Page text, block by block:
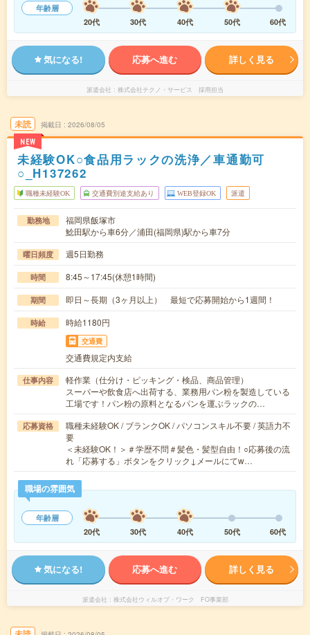
年齢層
20代
30代 40代 50代 60代
気になる! 応募へ進む 詳しく見る
派遣会社 株式会社テクノ・サービス 採用担当
未読
NEW
掲載日 2026/08/05
未経験OK○食品用ラックの洗浄／車通勤可
○_H137262
職種未経験OK 交通費別途支給あり WEB登録OK 派遣
勤務地
福岡県飯塚市
鯰田駅から車6分／浦田(福岡県)駅から車7分
曜日頻度 週5日勤務
時間 8:45～17:45(休憩1時間)
期間 即日～長期（3ヶ月以上） 最短で応募開始から1週間！
時給 時給1180円
交通費
交通費規定内支給
仕事内容
軽作業（仕分け・ピッキング・検品、商品管理）
スーパーや飲食店へ出荷する、業務用パン粉を製造している
工場です！パン粉の原料となるパンを運ぶラックの…
応募資格
職種未経験OK / ブランクOK / パソコンスキル不要 / 英語力不
要
＜未経験OK！＞＃学歴不問＃髪色・髪型自由！○応募後の流
れ「応募する」ボタンをクリック↓メールにてw…
職場の雰囲気
年齢層
20代
30代 40代 50代 60代
気になる! 応募へ進む 詳しく見る
派遣会社 株式会社ウィルオブ・ワーク FO事業部